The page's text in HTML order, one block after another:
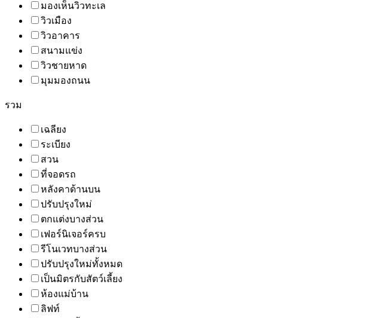
มองเห็นวิวทะเล
วิวเมือง
วิวอาคาร
สนามแข่ง
วิวชายหาด
มุมมองถนน
รวม
เฉลียง
ระเบียง
สวน
ที่จอดรถ
หลังคาด้านบน
ปรับปรุงใหม่
ตกแต่งบางส่วน
เฟอร์นิเจอร์ครบ
รีโนเวทบางส่วน
ปรับปรุงใหม่ทั้งหมด
เป็นมิตรกับสัตว์เลี้ยง
ห้องแม่บ้าน
ลิฟท์